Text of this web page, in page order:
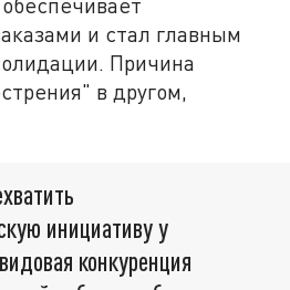
и стал главным
Причина
в другом,
инициативу у
конкуренция